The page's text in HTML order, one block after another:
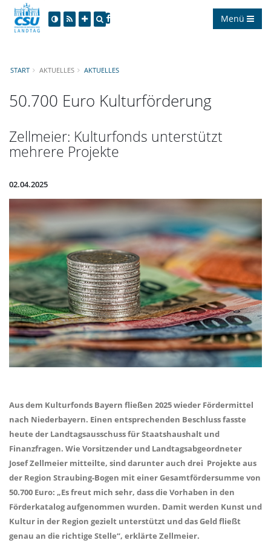
Menü
START AKTUELLES AKTUELLES
50.700 Euro Kulturförderung
Zellmeier: Kulturfonds unterstützt
mehrere Projekte
02.04.2025
Aus dem Kulturfonds Bayern fließen 2025 wieder Fördermittel
nach Niederbayern. Einen entsprechenden Beschluss fasste
heute der Landtagsausschuss für Staatshaushalt und
Finanzfragen. Wie Vorsitzender und Landtagsabgeordneter
Josef Zellmeier mitteilte, sind darunter auch drei Projekte aus
der Region Straubing-Bogen mit einer Gesamtfördersumme von
50.700 Euro: „Es freut mich sehr, dass die Vorhaben in den
Förderkatalog aufgenommen wurden. Damit werden Kunst und
Kultur in der Region gezielt unterstützt und das Geld fließt
genau an die richtige Stelle“, erklärte Zellmeier.